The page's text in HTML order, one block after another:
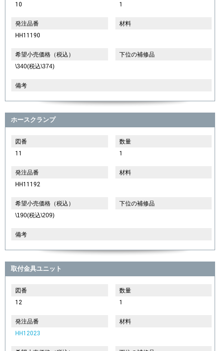
10
1
発注品番
HH11190
材料
希望小売価格（税込）
\340(税込\374)
下位の補修品
備考
ホースクランプ
図番
11
数量
1
発注品番
HH11192
材料
希望小売価格（税込）
\190(税込\209)
下位の補修品
備考
取付金具ユニット
図番
12
数量
1
発注品番
HH12023
材料